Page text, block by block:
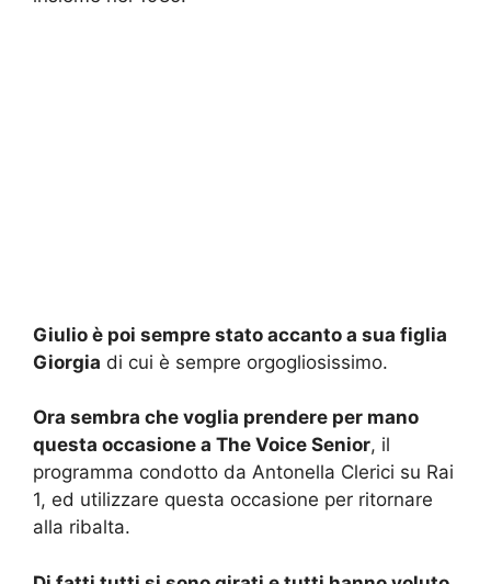
Giulio è poi sempre stato accanto a sua figlia
Giorgia di cui è sempre orgogliosissimo.
Ora sembra che voglia prendere per mano
questa occasione a The Voice Senior, il
programma condotto da Antonella Clerici su Rai
1, ed utilizzare questa occasione per ritornare
alla ribalta.